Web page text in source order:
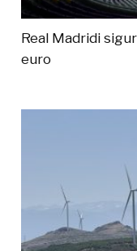
Real Madridi
euro